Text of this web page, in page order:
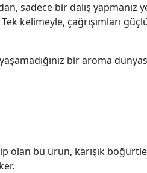
sadece bir dalış yapmanız
kelimeyle, çağrışımları
bir aroma
olan bu ürün, karışık